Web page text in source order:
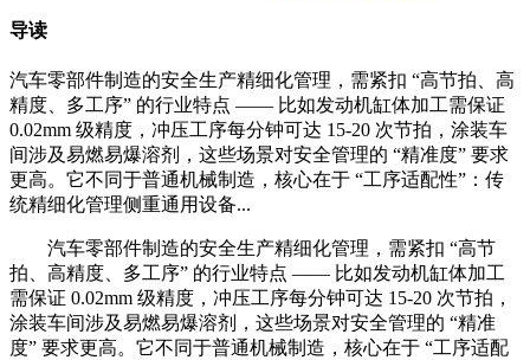
导读
汽车零部件制造的安全生产精细化管理，需紧扣 “高节拍、高
精度、多工序” 的行业特点 —— 比如发动机缸体加工需保证
0.02mm 级精度，冲压工序每分钟可达 15-20 次节拍，涂装车
间涉及易燃易爆溶剂，这些场景对安全管理的 “精准度” 要求
更高。它不同于普通机械制造，核心在于 “工序适配性”：传
统精细化管理侧重通用设备...
汽车零部件制造的安全生产精细化管理，需紧扣 “高节
拍、高精度、多工序” 的行业特点 —— 比如发动机缸体加工
需保证 0.02mm 级精度，冲压工序每分钟可达 15-20 次节拍，
涂装车间涉及易燃易爆溶剂，这些场景对安全管理的 “精准
度” 要求更高。它不同于普通机械制造，核心在于 “工序适配